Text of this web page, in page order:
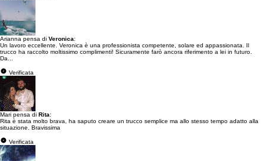
Arianna pensa di Veronica:
Un lavoro eccellente. Veronica è una professionista competente, solare ed appassionata. Il
trucco ha raccolto moltissimo complimenti! Sicuramente farò ancora riferimento a lei in futuro.
Da...
Verificata
Mari pensa di Rita:
Rita è stata molto brava, ha saputo creare un trucco semplice ma allo stesso tempo adatto alla
situazione. Bravissima
Verificata